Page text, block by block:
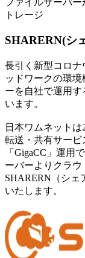
トレージ
SHARERN(シ
長引く新型コロナ
ッドワークの環
ーを自社で運用
います。
日本ワムネット
転送・共有サービ
「GigaCC」運用
ーバーよりクラ
SHARERN（シ
いたします。